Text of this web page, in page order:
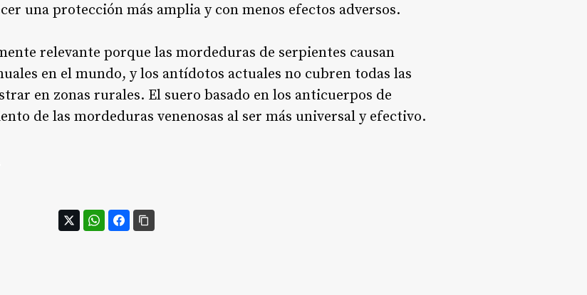
una protección más amplia y con menos efectos adversos.
relevante porque las mordeduras de serpientes causan
en el mundo, y los antídotos actuales no cubren todas las
en zonas rurales. El suero basado en los anticuerpos de
de las mordeduras venenosas al ser más universal y efectivo.